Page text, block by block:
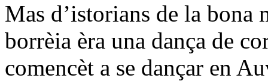
Mas d’istorians de la bona
borrèia èra una dança de
comencèt a se dançar en